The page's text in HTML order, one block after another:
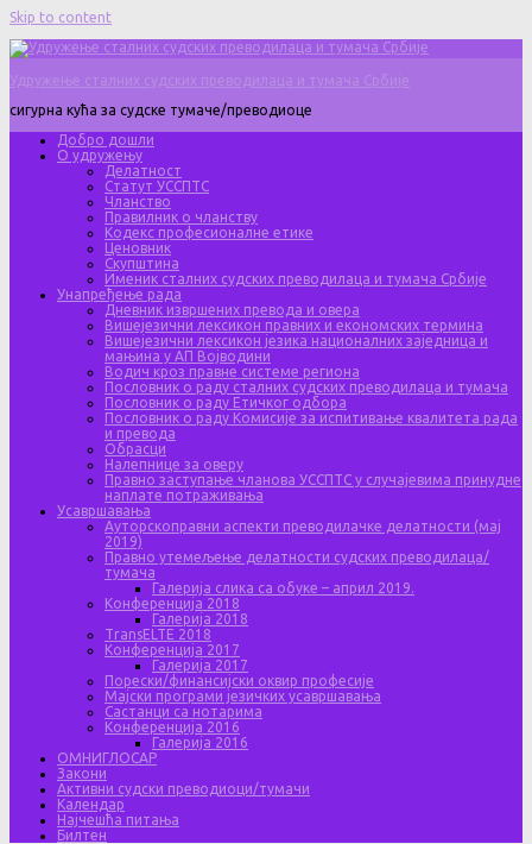
Skip to content
Удружење сталних судских преводилаца и тумача Србије
сигурна кућа за судске тумаче/преводиоце
Добро дошли
О удружењу
Делатност
Статут УССПТС
Чланство
Правилник о чланству
Кодекс професионалне етике
Ценовник
Скупштина
Именик сталних судских преводилаца и тумача Србије
Унапређење рада
Дневник извршених превода и овера
Вишејезични лексикон правних и економских термина
Вишејезични лексикон језика националних заједница и
мањина у АП Војводини
Водич кроз правне системе региона
Пословник о раду сталних судских преводилаца и тумача
Пословник о раду Етичког одбора
Пословник о раду Комисије за испитивање квалитета рада
и превода
Обрасци
Налепнице за оверу
Правно заступање чланова УССПТС у случајевима принудне
наплате потраживања
Усавршавања
Ауторскоправни аспекти преводилачке делатности (мај
2019)
Правно утемељење делатности судских преводилаца/
тумача
Галерија слика са обуке – април 2019.
Конференција 2018
Галерија 2018
TransELTE 2018
Конференција 2017
Галерија 2017
Порески/финансијски оквир професије
Мајски програми језичких усавршавања
Састанци са нотарима
Конференција 2016
Галерија 2016
ОМНИГЛОСАР
Закони
Активни судски преводиоци/тумачи
Календар
Најчешћа питања
Билтен